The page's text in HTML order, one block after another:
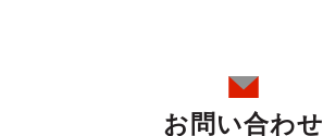
お問い合わせ